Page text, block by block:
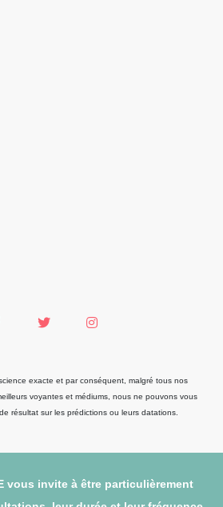
exacte et par conséquent, malgré tous nos
voyantes et médiums, nous ne pouvons vous
résultat sur les prédictions ou leurs datations.
vous invite à être particulièrement